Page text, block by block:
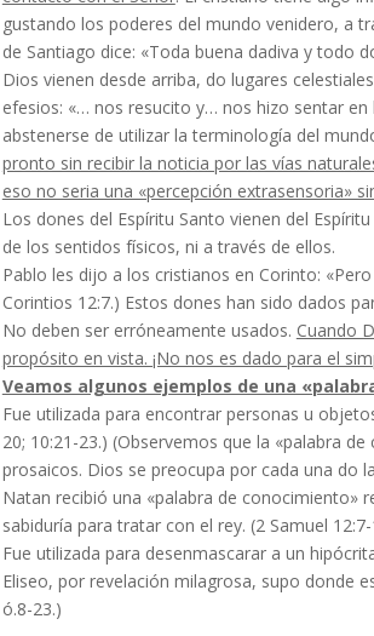
gustando los poderes del mundo venidero, a
de Santiago dice: «Toda buena dadiva y todo
Dios vienen desde arriba, do lugares
efesios: «… nos resucito y… nos hizo sentar en
abstenerse de utili­zar la terminología del
pronto sin recibir la noticia por las vías
eso no seria una «percepción extrasensoria»
Los dones del Espíritu Santo vienen del
de los sentidos físicos, ni a través de ellos.
Pablo les dijo a los cristianos en Corinto:
Corintios 12:7.) Estos dones han sido dados
No deben ser erróneamente usados. Cuando
propósito en vista. ¡No nos es dado para el
Veamos algunos ejemplos de una
Fue utilizada para encontrar personas u
20; 10:21-23.) (Observemos que la «palabra
prosaicos. Dios se preocupa por cada una do
Natan recibió una «palabra de conocimiento»
sabiduría para tratar con el rey. (2 Samuel 12:7-
Fue utilizada para desenmascarar a un
Eliseo, por revelación milagrosa, supo donde
ó.8-23.)